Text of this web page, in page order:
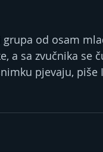
od osam
a sa zvučnika se
pjevaju, piše